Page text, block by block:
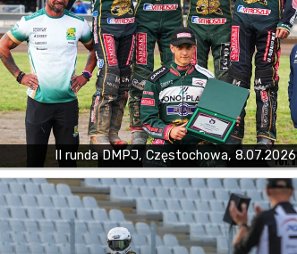
II runda DMPJ, Częstochowa, 8.07.2026